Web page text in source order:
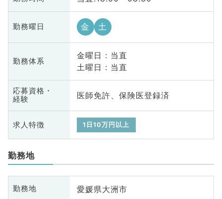
勤務曜日 金 土
勤務体系
金曜日 : 当直
土曜日 : 当直
応募資格・
経験
医師免許、保険医登録済
求人特徴 1日10万円以上
勤務地
勤務地 愛媛県大洲市